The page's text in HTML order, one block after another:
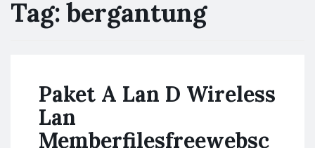
Tag:bergantung
Paket A Lan D Wireless
Lan
Memberfilesfreewebsc